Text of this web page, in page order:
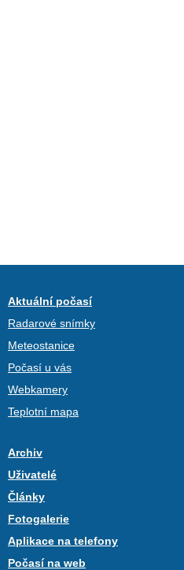
Aktuální počasí
Radarové snímky
Meteostanice
Počasí u vás
Webkamery
Teplotní mapa
Archiv
Uživatelé
Články
Fotogalerie
Aplikace na telefony
Počasí na web